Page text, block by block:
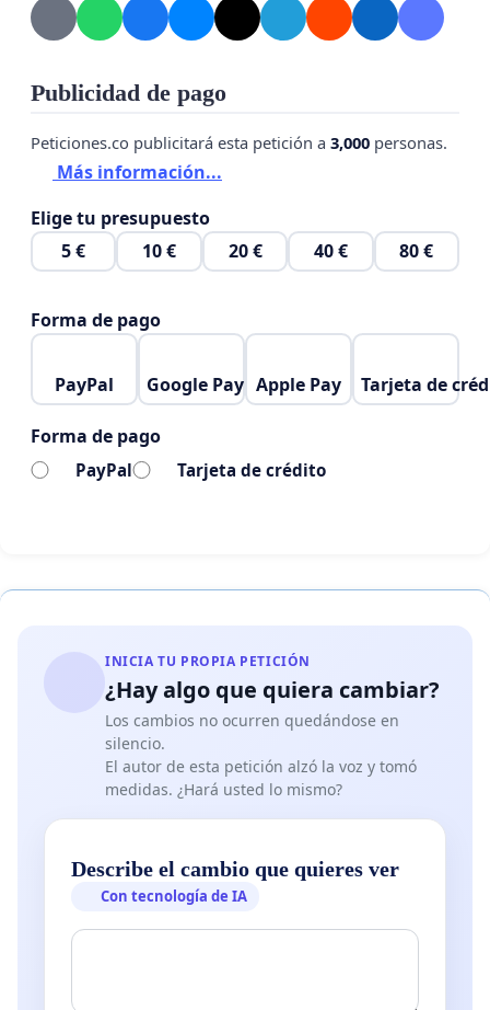
Publicidad de pago
Peticiones.co publicitará esta petición a 3,000 personas.
Más información...
Elige tu presupuesto
5 €
10 € 20 € 40 € 80 €
Forma de pago
PayPal Google Pay Apple Pay Tarjeta de
Forma de pago
PayPal Tarjeta de crédito
INICIA TU PROPIA PETICIÓN
¿Hay algo que quiera cambiar?
Los cambios no ocurren quedándose en
silencio.
El autor de esta petición alzó la voz y tomó
medidas. ¿Hará usted lo mismo?
Describe el cambio que quieres ver
Con tecnología de IA